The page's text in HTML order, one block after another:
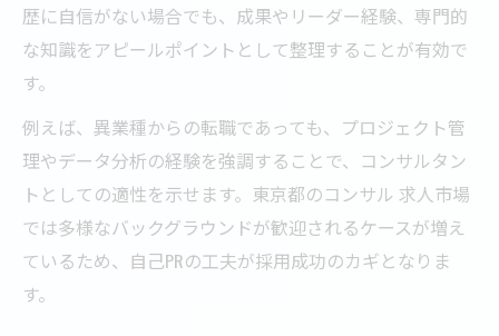
歴に自信がない場合でも、成果やリーダー経験、専門的
な知識をアピールポイントとして整理することが有効で
す。
例えば、異業種からの転職であっても、プロジェクト管
理やデータ分析の経験を強調することで、コンサルタン
トとしての適性を示せます。東京都のコンサル 求人市場
では多様なバックグラウンドが歓迎されるケースが増え
ているため、自己PRの工夫が採用成功のカギとなりま
す。